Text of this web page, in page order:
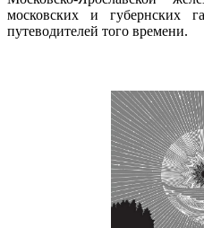
московских и губернских
путеводителей того времени.